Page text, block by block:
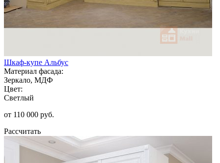
Шкаф-купе Альбус
Материал фасада:
Зеркало, МДФ
Цвет:
Светлый
от 110 000 руб.
Рассчитать